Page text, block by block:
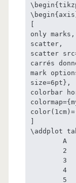
only marks,
scatter,
scatter
carrés
mark
size=6pt},
colorbar
\addplot